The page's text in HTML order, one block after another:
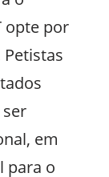
opte por
em
para o